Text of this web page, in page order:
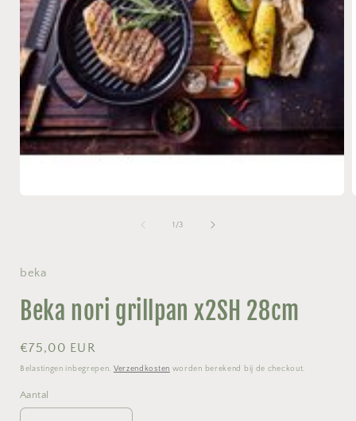
1 /van
3
beka
Beka nori grillpan x2SH 28cm
Normale
prijs
€75,00 EUR
Belastingen inbegrepen. Verzendkosten worden berekend bij de checkout.
Aantal
Aantal